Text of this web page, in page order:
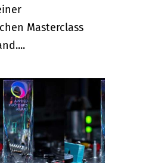
Masterclass